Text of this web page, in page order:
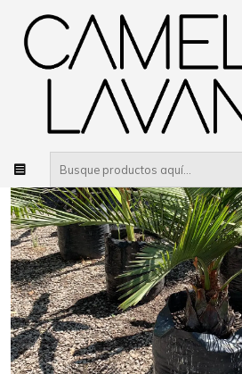
Inicio Planta Árboles Árboles nativos